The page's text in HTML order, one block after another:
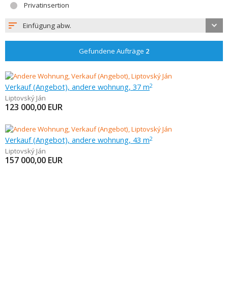
Privatinsertion
Einfügung abw.
Gefundene Aufträge 2
Verkauf (Angebot), andere wohnung, 37 m2
Liptovský Ján
123 000,00 EUR
Verkauf (Angebot), andere wohnung, 43 m2
Liptovský Ján
157 000,00 EUR